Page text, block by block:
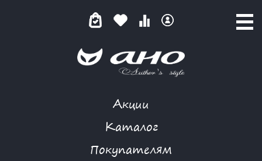
Акции
Каталог
Покупателям
КАТАЛОГ ТОВАРОВ